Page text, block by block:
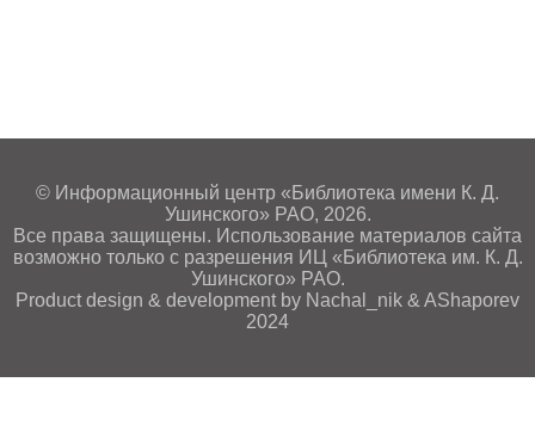
© Информационный центр «Библиотека имени К. Д.
Ушинского» РАО, 2026.
Все права защищены. Использование материалов сайта
возможно только с разрешения ИЦ «Библиотека им. К. Д.
Ушинского» РАО.
Product design & development by Nachal_nik & AShaporev
2024